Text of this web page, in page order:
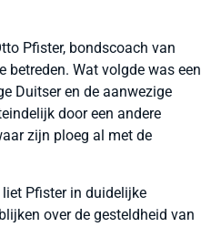
Pfister, bondscoach van
betreden. Wat volgde was een
Duitser en de aanwezige
door een andere
zijn ploeg al met de
Pfister in duidelijke
over de gesteldheid van